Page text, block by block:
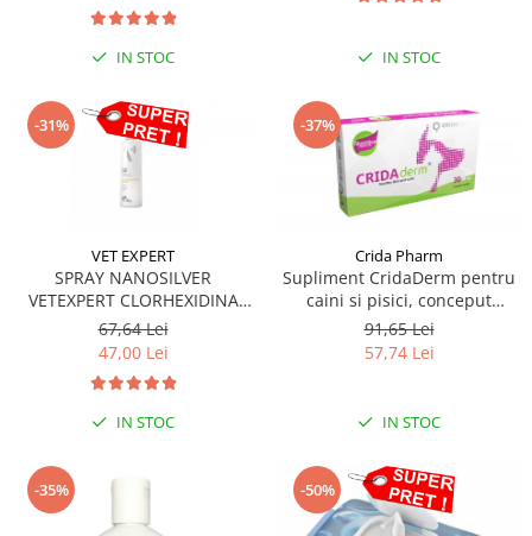
IN STOC IN STOC
-31%
VET EXPERT
SPRAY NANOSILVER
VETEXPERT CLORHEXIDINA
4%- 100ML
67,64 Lei
47,00 Lei
IN STOC
-37%
Crida Pharm
Supliment CridaDerm pentru
caini si pisici, conceput
pentru a sprijini refacerea
pielii și blănii - 30 comprimate
91,65 Lei
57,74 Lei
IN STOC
-35% -50%